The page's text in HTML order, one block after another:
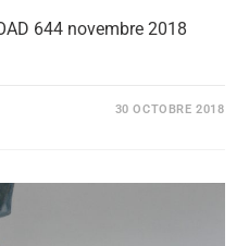
644 novembre 2018
30 OCTOBRE 2018